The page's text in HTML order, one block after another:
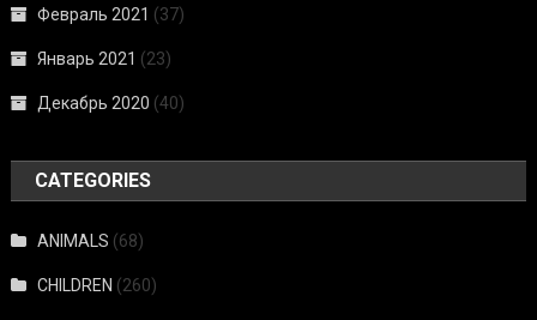
Февраль 2021 (37)
Январь 2021 (23)
Декабрь 2020 (40)
CATEGORIES
ANIMALS (68)
CHILDREN (260)